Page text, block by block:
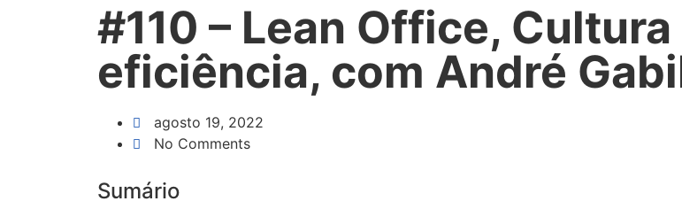
#110 – Lean Office,
eficiência, com André
agosto 19, 2022
No Comments
Sumário